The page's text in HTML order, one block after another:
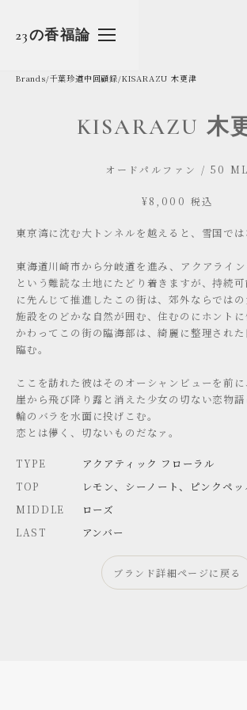
23の香福論
DETAILS
Brands/千葉珍道中回顧録/KISARAZU 木更津
KISARAZU 木
オードパルファン / 50 ML
¥8,000 税込
東京湾に沈む大トンネルを越えると、雪国では
東海道川崎市から分岐道を進み、アクアライ
という難読な土地にたどり着きますが、持続
に先んじて推進したこの街は、郊外ならでは
施設をのどかな自然が囲む、住むのにホントに
かわってこの街の臨海部は、綺麗に整理され
臨む。
ここを訪れた彼はそのオーシャンビューを前
崖から飛び降り露と消えた少女の切ない恋物
輪のバラを水面に投げこむ。
恋とは儚く、切ないものだなァ。
TYPE アクアティック フローラル
TOP レモン、シーノート、ピンクペッ
MIDDLE ローズ
LAST アンバー
ブランド詳細ページに戻る